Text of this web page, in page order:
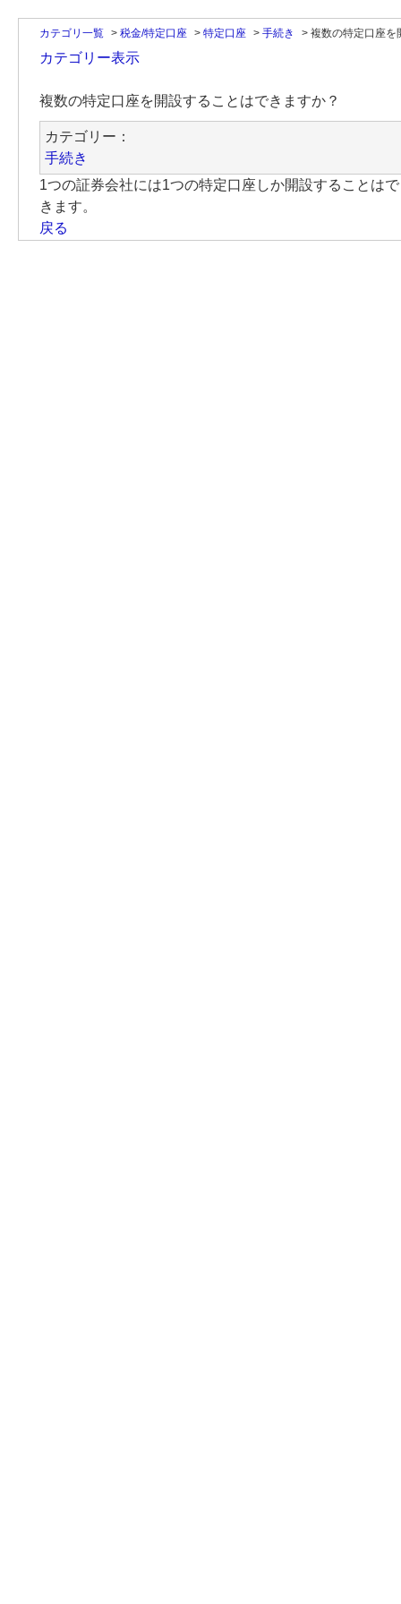
カテゴリ一覧 > 税金/特定口座 > 特定口座 > 手続き > 複数の特定口座を
カテゴリー表示
複数の特定口座を開設することはできますか？
カテゴリー：
手続き
1つの証券会社には1つの特定口座しか開設することは
きます。
戻る